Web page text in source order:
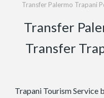
Transfer Palermo Trapani
Transfer
Transfer
Trapani Tourism Service